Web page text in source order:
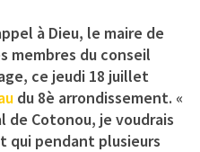
à Dieu, le maire de
membres du conseil
ce jeudi 18 juillet
du 8è arrondissement. «
de Cotonou, je voudrais
qui pendant plusieurs